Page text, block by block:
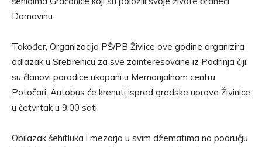
Domovinu.
Također, Organizacija PŠ/PB Živiice ove godine organizira
odlazak u Srebrenicu za sve zainteresovane iz Podrinja čiji
su članovi porodice ukopani u Memorijalnom centru
Potočari. Autobus će krenuti ispred gradske uprave Živinice
u četvrtak u 9:00 sati.
Obilazak šehitluka i mezarja u svim džematima na području